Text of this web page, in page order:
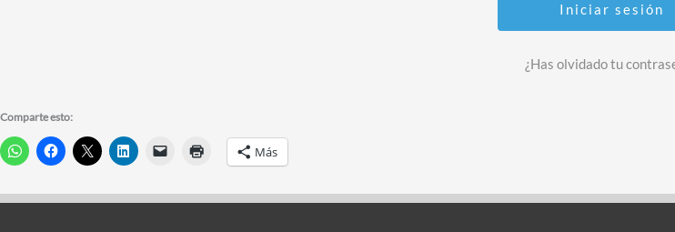
¿Has olvidado tu
Comparte esto:
Más